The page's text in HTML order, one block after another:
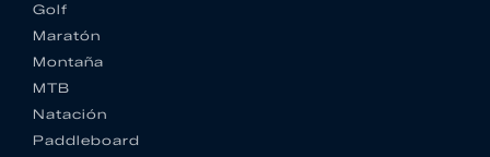
Golf
Maratón
Montaña
MTB
Natación
Paddleboard